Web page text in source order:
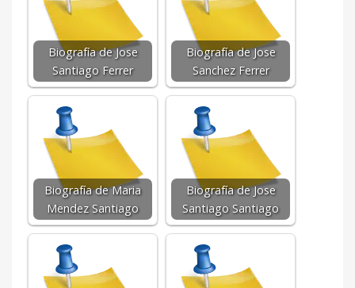
Biografía de Jose
Santiago Ferrer
Biografía de Jose
Sanchez Ferrer
Biografía de Maria
Mendez Santiago
Biografía de Jose
Santiago Santiago